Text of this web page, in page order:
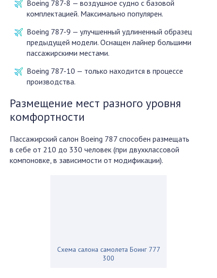
Boeing 787-8 — воздушное судно с базовой
комплектацией. Максимально популярен.
Boeing 787-9 — улучшенный удлиненный образец
предыдущей модели. Оснащен лайнер большими
пассажирскими местами.
Boeing 787-10 — только находится в процессе
производства.
Размещение мест разного уровня
комфортности
Пассажирский салон Boeing 787 способен размещать
в себе от 210 до 330 человек (при двухклассовой
компоновке, в зависимости от модификации).
Схема салона самолета Боинг 777
300